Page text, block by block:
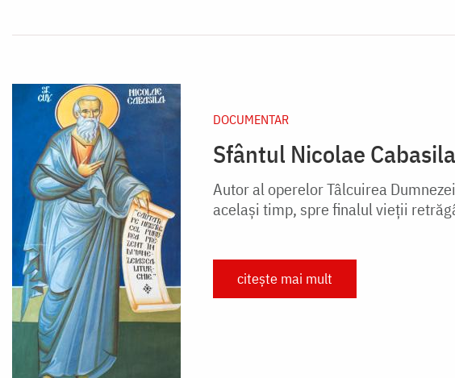
DOCUMENTAR
Sfântul Nicolae
Autor al operelor Tâlcuirea
același timp, spre finalul vieții
citește mai mult